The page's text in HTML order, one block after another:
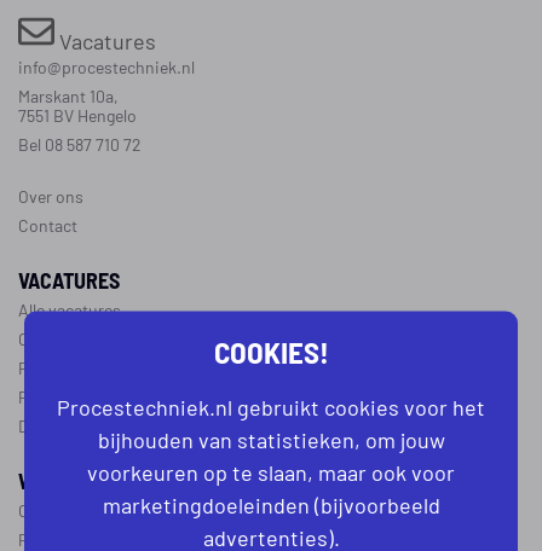
Vacatures
info@procestechniek.nl
Marskant 10a,
7551 BV Hengelo
Bel 08 587 710 72
Over ons
Contact
VACATURES
Alle vacatures
Operator vacatures
Productiemedewerker vacatures
Ploegleider vacatures
Dagdienst vacatures
WERKEN IN DE PROCESTECHNIEK
Over de procestechniek
Ploegendienst
COOKIES!
Procestechniek.nl gebruikt cookies voor het
bijhouden van statistieken, om jouw
voorkeuren op te slaan, maar ook voor
marketingdoeleinden (bijvoorbeeld
advertenties).